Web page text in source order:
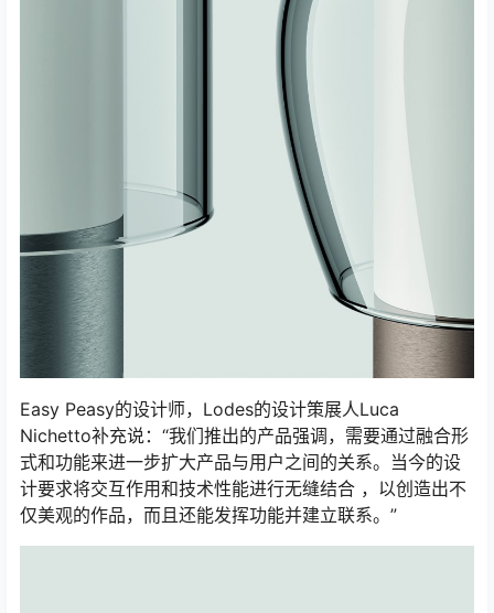
Easy Peasy的设计师，Lodes的设计策展人Luca
Nichetto补充说：“我们推出的产品强调，需要通过融合形
式和功能来进一步扩大产品与用户之间的关系。当今的设
计要求将交互作用和技术性能进行无缝结合 ，以创造出不
仅美观的作品，而且还能发挥功能并建立联系。”